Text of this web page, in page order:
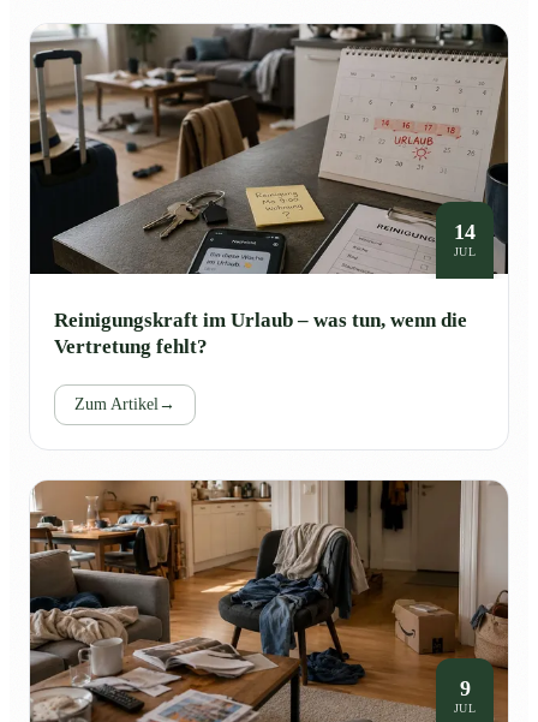
14
JUL
Reinigungskraft im Urlaub – was tun, wenn die
Vertretung fehlt?
Zum Artikel →
9
JUL